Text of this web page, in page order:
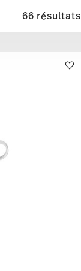
66 résultats